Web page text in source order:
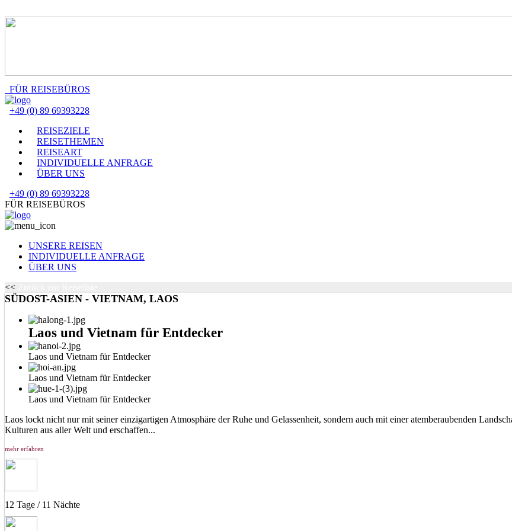
FÜR REISEBÜROS
+49 (0) 89 69393228
REISEZIELE
REISETHEMEN
REISEART
INDIVIDUELLE ANFRAGE
ÜBER UNS
+49 (0) 89 69393228
FÜR REISEBÜROS
UNSERE REISEN
INDIVIDUELLE ANFRAGE
ÜBER UNS
<<
SÜDOST-ASIEN - VIETNAM, LAOS
Laos und Vietnam für Entdecker
Laos und Vietnam für Entdecker
Laos und Vietnam für Entdecker
Laos und Vietnam für Entdecker
Laos lockt nicht nur mit seiner einzigartigen Atmosphäre der Ruhe und Gelassenheit, sondern auch mit einer atemberaubenden
Kulturen aus aller Welt und erschaffen...
mehr erfahren
12 Tage / 11 Nächte